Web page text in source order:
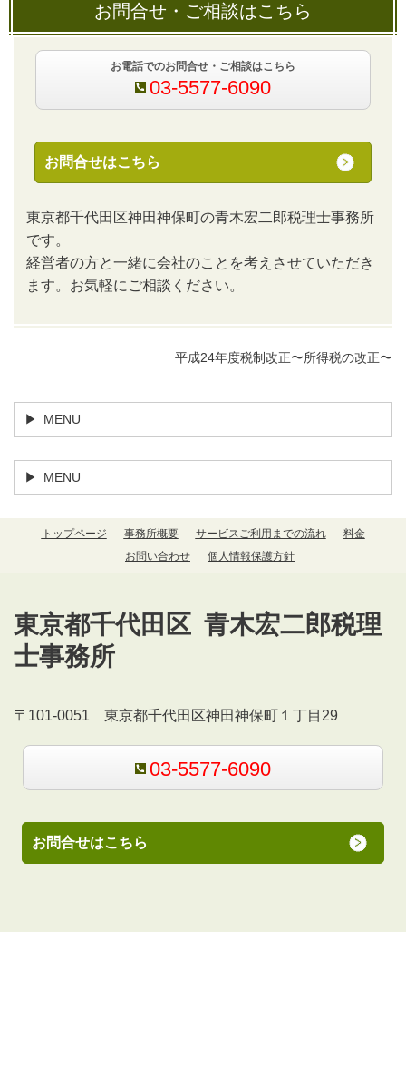
お問合せ・ご相談はこちら
お電話でのお問合せ・ご相談はこちら
03-5577-6090
お問合せはこちら
東京都千代田区神田神保町の青木宏二郎税理士事務所
です。
経営者の方と一緒に会社のことを考えさせていただき
ます。お気軽にご相談ください。
平成24年度税制改正〜所得税の改正〜
MENU
MENU
トップページ 事務所概要 サービスご利用までの流れ
料金
お問い合わせ
個人情報保護方針
東京都千代田区 青木宏二郎税理
士事務所
〒101-0051 東京都千代田区神田神保町１丁目29
03-5577-6090
お問合せはこちら